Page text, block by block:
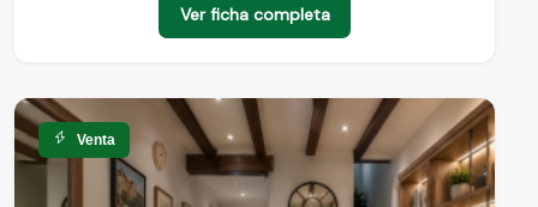
Ver ficha completa
Venta